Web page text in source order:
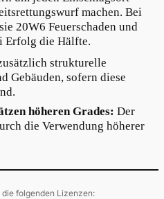
machen. Bei
20W6 Feuerschaden und
Erfolg die Hälfte.
strukturelle
Gebäuden, sofern diese
höheren Grades: Der
die Verwendung höherer
folgenden Lizenzen: